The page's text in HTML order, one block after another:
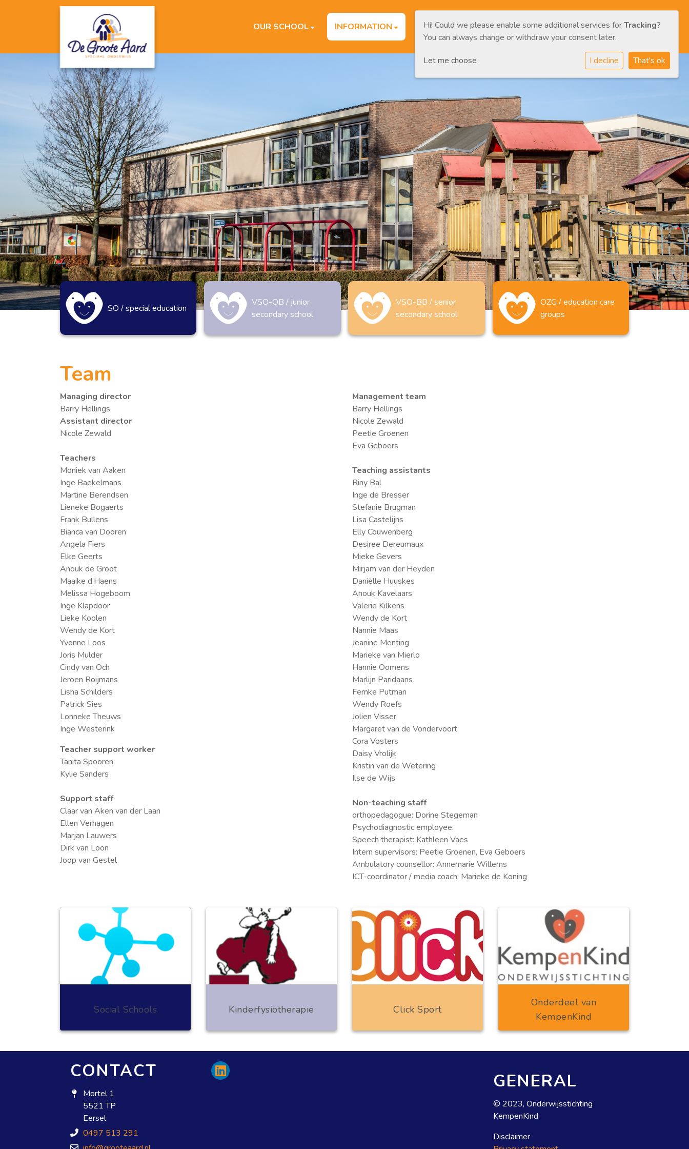
OUR SCHOOL INFORMATION PARENTS/CAREGIVERS CONTACT ENG NL
SO / special education
VSO-OB / junior
secondary school
VSO-BB / senior
secondary school
OZG / education care
groups
Team
Managing director
Barry Hellings
Assistant director
Nicole Zewald
Teachers
Moniek van Aaken
Inge Baekelmans
Martine Berendsen
Lieneke Bogaerts
Frank Bullens
Bianca van Dooren
Angela Fiers
Elke Geerts
Anouk de Groot
Maaike d’Haens
Melissa Hogeboom
Inge Klapdoor
Lieke Koolen
Wendy de Kort
Yvonne Loos
Joris Mulder
Cindy van Och
Jeroen Roijmans
Lisha Schilders
Patrick Sies
Lonneke Theuws
Inge Westerink
Teacher support worker
Tanita Spooren
Kylie Sanders
Support staff
Claar van Aken van der Laan
Ellen Verhagen
Marjan Lauwers
Dirk van Loon
Joop van Gestel
Management team
Barry Hellings
Nicole Zewald
Peetie Groenen
Eva Geboers
Teaching assistants
Riny Bal
Inge de Bresser
Stefanie Brugman
Lisa Castelijns
Elly Couwenberg
Desiree Dereumaux
Mieke Gevers
Mirjam van der Heyden
Daniëlle Huuskes
Anouk Kavelaars
Valerie Kilkens
Wendy de Kort
Nannie Maas
Jeanine Menting
Marieke van Mierlo
Hannie Oomens
Marlijn Paridaans
Femke Putman
Wendy Roefs
Jolien Visser
Margaret van de Vondervoort
Cora Vosters
Daisy Vrolijk
Kristin van de Wetering
Ilse de Wijs
Non-teaching staff
orthopedagogue: Dorine Stegeman
Psychodiagnostic employee:
Speech therapist: Kathleen Vaes
Intern supervisors: Peetie Groenen, Eva Geboers
Ambulatory counsellor: Annemarie Willems
ICT-coordinator / media coach: Marieke de Koning
Social Schools Kinderfysiotherapie Click Sport
Onderdeel van
KempenKind
CONTACT
Mortel 1
5521 TP
Eersel
0497 513 291
GENERAL
© 2023, Onderwijsstichting
KempenKind
Disclaimer
Hi! Could we please enable some additional services forTracking?
You can always change or withdraw your consent later.
Let me choose I decline That's ok